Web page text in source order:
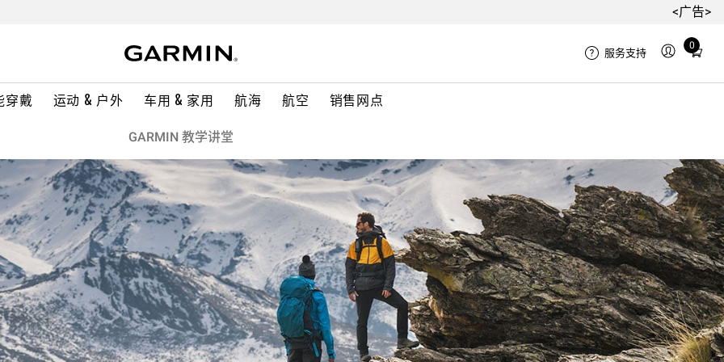
<广告>
穿戴 运动 & 户外 车用 & 家用 航海 航空 销售网点
服务支持
0
Total
in
GARMIN 教学讲堂